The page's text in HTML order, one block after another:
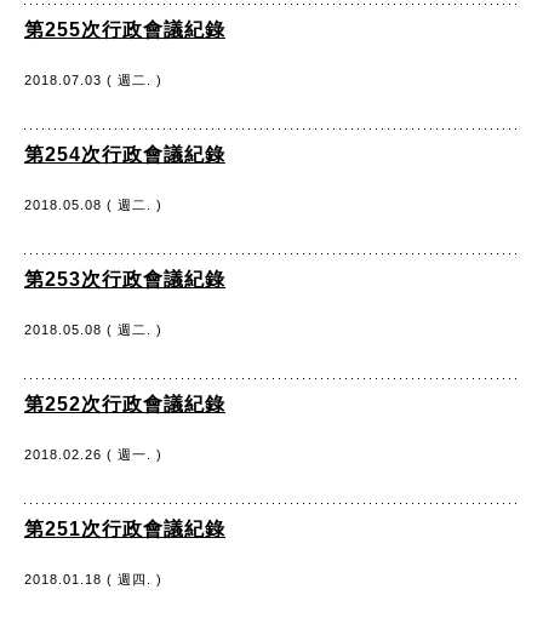
第255次行政會議紀錄
2018.07.03 ( 週二. )
第254次行政會議紀錄
2018.05.08 ( 週二. )
第253次行政會議紀錄
2018.05.08 ( 週二. )
第252次行政會議紀錄
2018.02.26 ( 週一. )
第251次行政會議紀錄
2018.01.18 ( 週四. )